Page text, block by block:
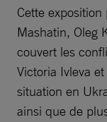
Cette
Mashatin, Oleg
couvert les
Victoria Ivleva
situation en
ainsi que de